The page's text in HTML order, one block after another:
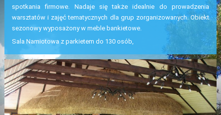
GALERIA ZDJĘĆ
PROJEKTY
INFORMACJE PRAWNE
KONTAKT
spotkania firmowe. Nadaje się także idealnie do prowadzenia
warsztatów i zajęć tematycznych dla grup zorganizowanych. Obiekt
sezonowy wyposażony w meble bankietowe.
Sala Namiotowa z parkietem do 130 osób,